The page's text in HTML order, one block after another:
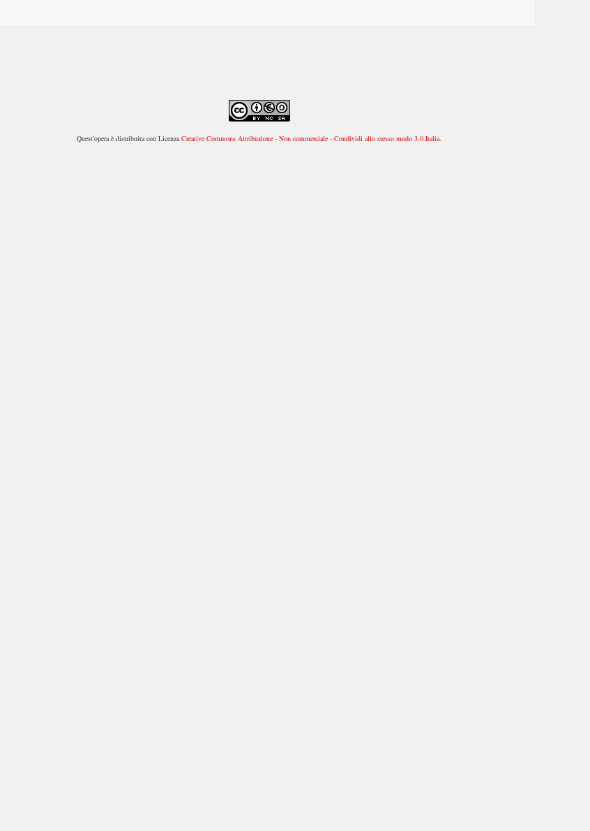
Quest'opera è distribuita con LicenzaCreative Commons Attribuzione - Non commerciale - Condividi allo stesso modo 3.0 Italia